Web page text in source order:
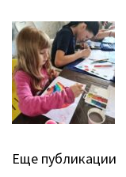
Еще публикации